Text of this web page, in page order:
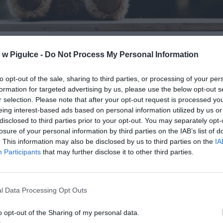
Pigułce - Do Not Process My Personal Information
opt-out of the sale, sharing to third parties, or processing of your
for targeted advertising by us, please use the below opt-out
selection. Please note that after your opt-out request is processed
interest-based ads based on personal information utilized by us
to third parties prior to your opt-out. You may separately
of your personal information by third parties on the IAB’s list of
This information may also be disclosed by us to third parties on the
Participants that may further disclose it to other third parties.
Data Processing Opt Outs
opt-out of the Sharing of my personal data.
26 maja 2026 roku Ministerstwo Rodziny, Pracy i Polityki
wniosek o wpis projektu do wykazu prac legislacyjnych rządu.
nowych przepisów jest zabezpieczenie sytuacji bytowej
zapadną na ciężkie schorzenia, w tym choroby nowotworowe.